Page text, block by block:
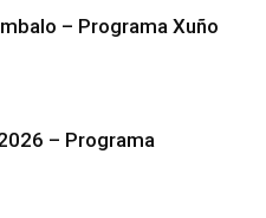
– Programa Xuño
– Programa